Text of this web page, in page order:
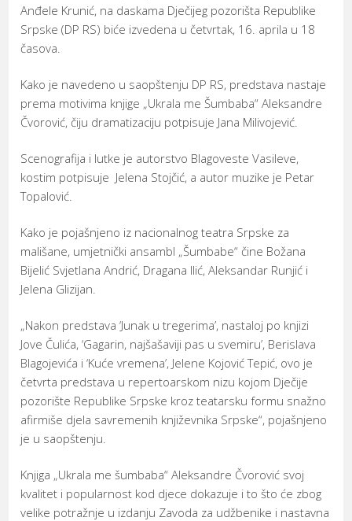
Anđele Krunić, na daskama D‌ječijeg pozorišta Republike
Srpske (DP RS) biće izvedena u četvrtak, 16. aprila u 18
časova.
Kako je navedeno u saopštenju DP RS, predstava nastaje
prema motivima knjige „Ukrala me Šumbaba“ Aleksandre
Čvorović, čiju dramatizaciju potpisuje Jana Milivojević.
Scenografija i lutke je autorstvo Blagoveste Vasileve,
kostim potpisuje Jelena Stojčić, a autor muzike je Petar
Topalović.
Kako je pojašnjeno iz nacionalnog teatra Srpske za
mališane, umjetnički ansambl „Šumbabe“ čine Božana
Bijelić Svjetlana Andrić, Dragana Ilić, Aleksandar Runjić i
Jelena Glizijan.
„Nakon predstava ‘Junak u tregerima’, nastaloj po knjizi
Jove Čulića, ‘Gagarin, najšašaviji pas u svemiru’, Berislava
Blagojevića i ‘Kuće vremena’, Jelene Kojović Tepić, ovo je
četvrta predstava u repertoarskom nizu kojom D‌ječije
pozorište Republike Srpske kroz teatarsku formu snažno
afirmiše d‌jela savremenih književnika Srpske“, pojašnjeno
je u saopštenju.
Knjiga „Ukrala me šumbaba“ Aleksandre Čvorović svoj
kvalitet i popularnost kod d‌jece dokazuje i to što će zbog
velike potražnje u izdanju Zavoda za udžbenike i nastavna